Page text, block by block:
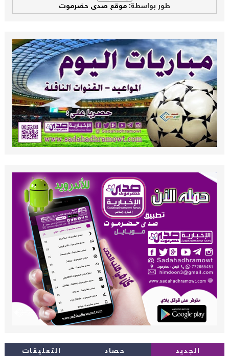
طور بواسطة:موقع صدى حضرموت
الجديد حصاد التعليقات